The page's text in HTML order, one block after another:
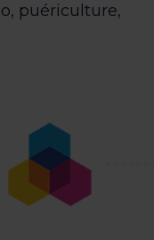
puériculture,